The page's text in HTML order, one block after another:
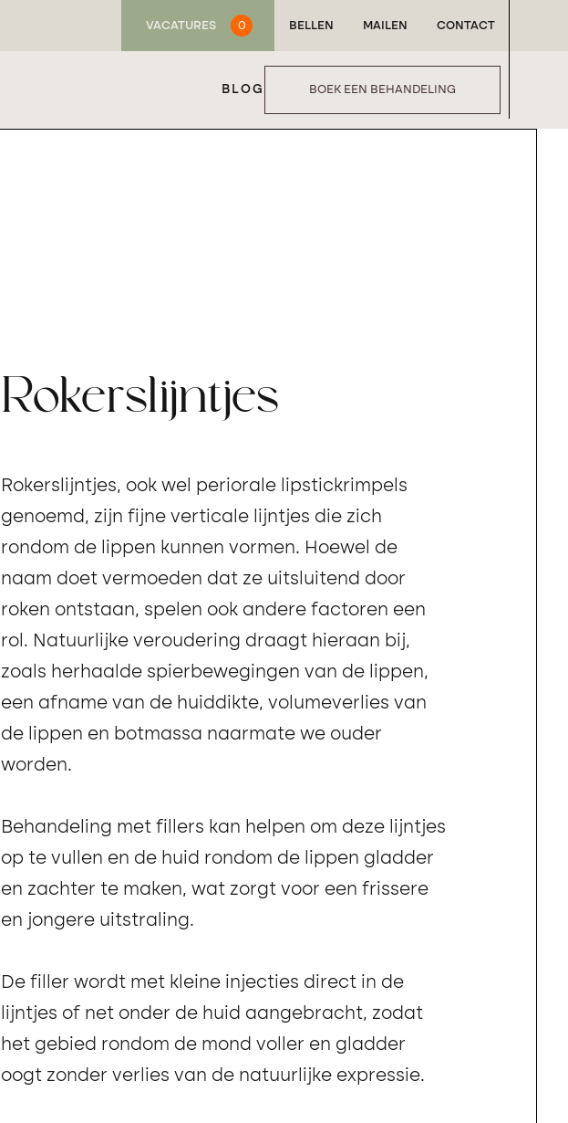
VACATURES 0 BELLEN MAILEN CONTACT
BLOG BOEK EEN BEHANDELING
Rokerslijntjes
Rokerslijntjes, ook wel periorale lipstickrimpels
genoemd, zijn fijne verticale lijntjes die zich
rondom de lippen kunnen vormen. Hoewel de
naam doet vermoeden dat ze uitsluitend door
roken ontstaan, spelen ook andere factoren een
rol. Natuurlijke veroudering draagt hieraan bij,
zoals herhaalde spierbewegingen van de lippen,
een afname van de huiddikte, volumeverlies van
de lippen en botmassa naarmate we ouder
worden.
Behandeling met fillers kan helpen om deze lijntjes
op te vullen en de huid rondom de lippen gladder
en zachter te maken, wat zorgt voor een frissere
en jongere uitstraling.
De filler wordt met kleine injecties direct in de
lijntjes of net onder de huid aangebracht, zodat
het gebied rondom de mond voller en gladder
oogt zonder verlies van de natuurlijke expressie.